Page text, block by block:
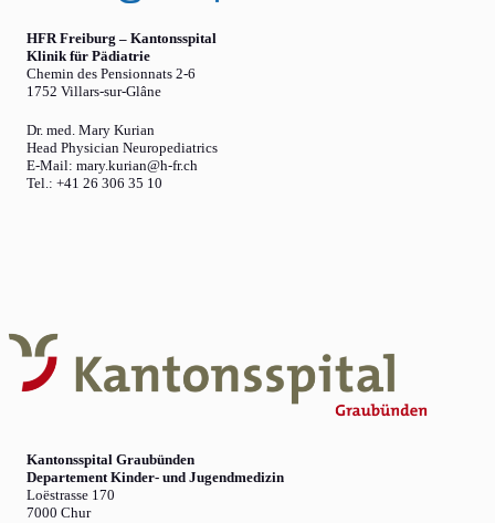
HFR Freiburg – Kantonsspital
Klinik für Pädiatrie
Chemin des Pensionnats 2-6
1752 Villars-sur-Glâne
Dr. med. Mary Kurian
Head Physician Neuropediatrics
E-Mail: mary.kurian@h-fr.ch
Tel.: +41 26 306 35 10
Kantonsspital Graubünden
Departement Kinder- und Jugendmedizin
Loëstrasse 170
7000 Chur